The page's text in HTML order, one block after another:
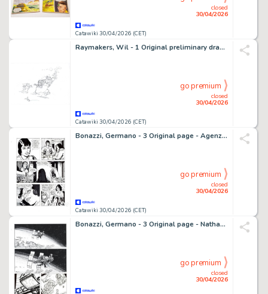
Catawiki 30/04/2026 (CET)
closed
30/04/2026
Raymakers, Wil - 1 Original preliminary drawing - Olivier B. Bommel en Tom Poes - Heer Bommel laat zich gelden - 2016
Catawiki 30/04/2026 (CET)
closed
30/04/2026
go premium
Bonazzi, Germano - 3 Original page - Agenzia Alfa #2 - "I naufraghi dello spazio" - 2013
Catawiki 30/04/2026 (CET)
closed
30/04/2026
go premium
Bonazzi, Germano - 3 Original page - Nathan Never Gigante #5 - "Nemo" - 2000
closed
30/04/2026
go premium